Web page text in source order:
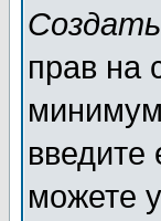
прав на
минимум
введите
можете